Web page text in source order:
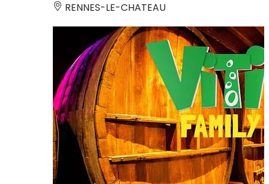
RENNES-LE-CHATEAU